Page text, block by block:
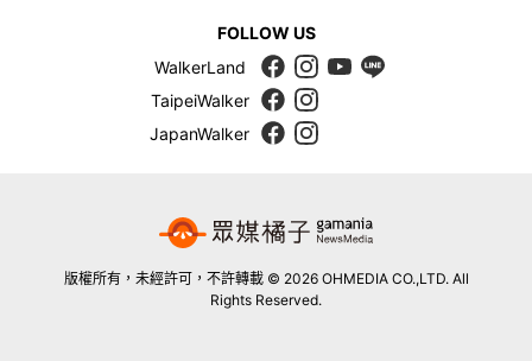
FOLLOW US
WalkerLand
TaipeiWalker
JapanWalker
版權所有，未經許可，不許轉載 © 2026 OHMEDIA CO.,LTD. All
Rights Reserved.